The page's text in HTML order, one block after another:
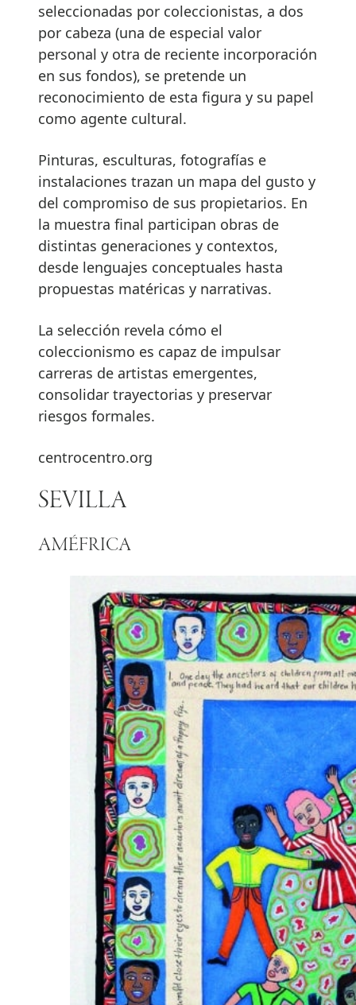
seleccionadas por coleccionistas, a dos
por cabeza (una de especial valor
personal y otra de reciente incorporación
en sus fondos), se pretende un
reconocimiento de esta figura y su papel
como agente cultural.
Pinturas, esculturas, fotografías e
instalaciones trazan un mapa del gusto y
del compromiso de sus propietarios. En
la muestra final participan obras de
distintas generaciones y contextos,
desde lenguajes conceptuales hasta
propuestas matéricas y narrativas.
La selección revela cómo el
coleccionismo es capaz de impulsar
carreras de artistas emergentes,
consolidar trayectorias y preservar
riesgos formales.
centrocentro.org
SEVILLA
AMÉFRICA